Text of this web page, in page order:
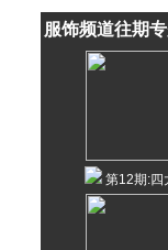
服饰频道往期
第12期:四